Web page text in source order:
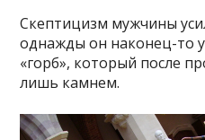
Скептицизм мужчины
однажды он наконец-то
«горб», который после
лишь камнем.